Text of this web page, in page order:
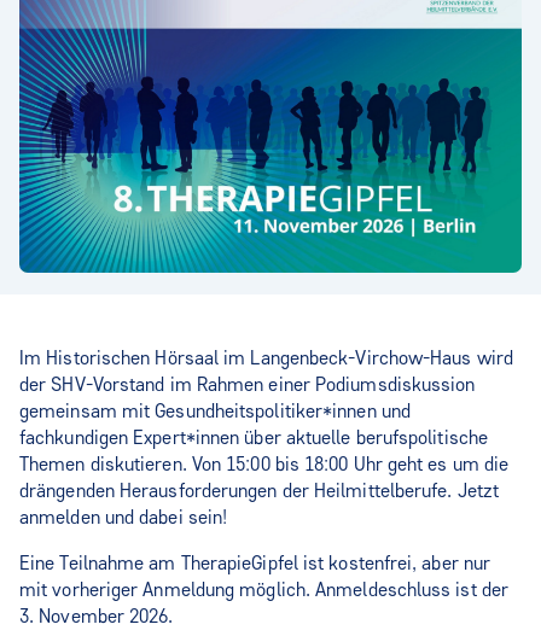
Im Historischen Hörsaal im Langenbeck-Virchow-Haus wird
der SHV-Vorstand im Rahmen einer Podiumsdiskussion
gemeinsam mit Gesundheitspolitiker*innen und
fachkundigen Expert*innen über aktuelle berufspolitische
Themen diskutieren. Von 15:00 bis 18:00 Uhr geht es um die
drängenden Herausforderungen der Heilmittelberufe. Jetzt
anmelden und dabei sein!
Eine Teilnahme am TherapieGipfel ist kostenfrei, aber nur
mit vorheriger Anmeldung möglich. Anmeldeschluss ist der
3. November 2026.